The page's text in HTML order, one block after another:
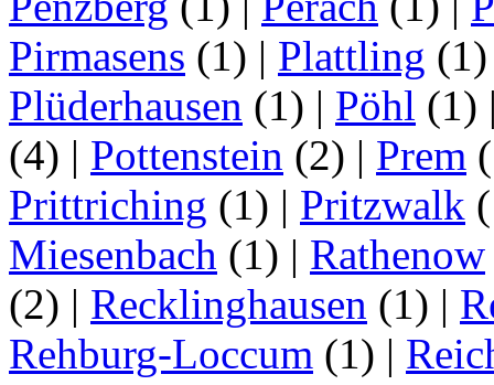
Pirmasens (1) | Plattling
Plüderhausen (1) | Pöhl (1)
(4) | Pottenstein (2) | Prem
Prittriching (1) | Pritzwalk
Miesenbach (1) | Rathenow
(2) | Recklinghausen (1) |
Rehburg-Loccum (1) |